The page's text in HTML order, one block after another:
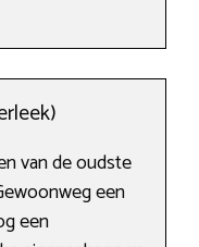
van de oudste
een
een